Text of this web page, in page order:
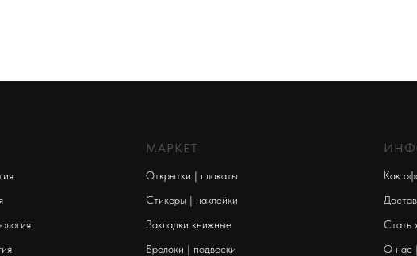
МАРКЕТ
Открытки | плакаты
Стикеры | наклейки
Закладки книжные
Брелоки | подвески
Как
Стать
О нас